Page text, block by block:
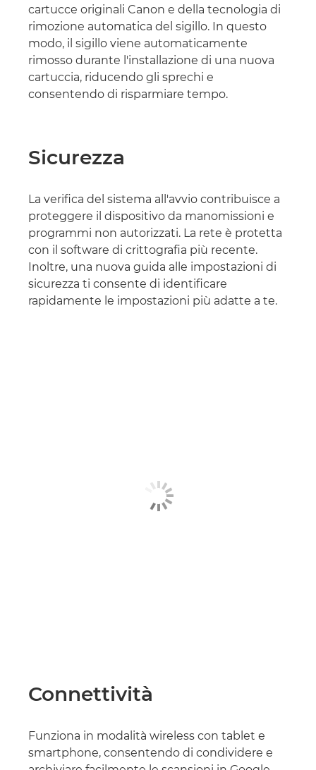
cartucce originali Canon e della tecnologia di
rimozione automatica del sigillo. In questo
modo, il sigillo viene automaticamente
rimosso durante l'installazione di una nuova
cartuccia, riducendo gli sprechi e
consentendo di risparmiare tempo.
Sicurezza
La verifica del sistema all'avvio contribuisce a
proteggere il dispositivo da manomissioni e
programmi non autorizzati. La rete è protetta
con il software di crittografia più recente.
Inoltre, una nuova guida alle impostazioni di
sicurezza ti consente di identificare
rapidamente le impostazioni più adatte a te.
Connettività
Funziona in modalità wireless con tablet e
smartphone, consentendo di condividere e